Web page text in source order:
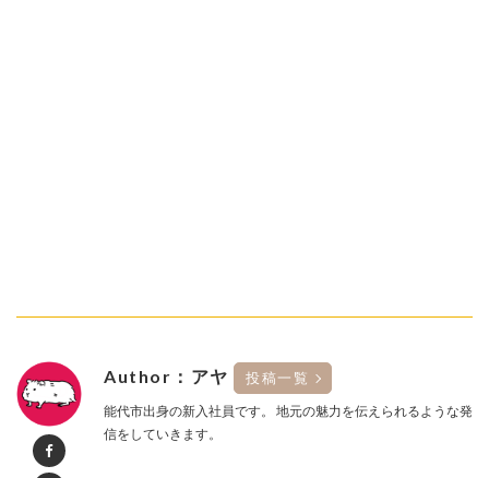
Author：アヤ 投稿一覧
能代市出身の新入社員です。 地元の魅力を伝えられるような発
信をしていきます。